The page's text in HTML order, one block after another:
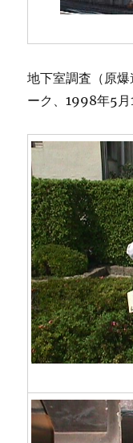
地下室調査（原
ーク、1998年5月